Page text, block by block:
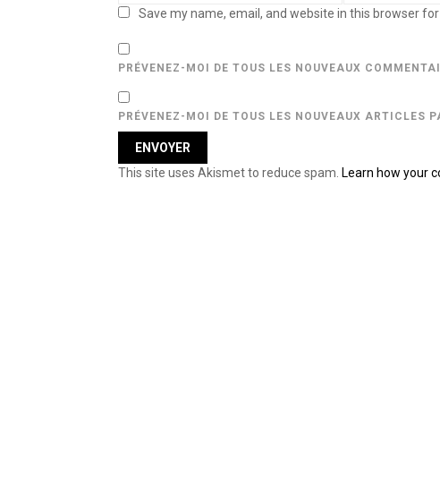
Save my name, email, and website in this browser
PRÉVENEZ-MOI DE TOUS LES NOUVEAUX
PRÉVENEZ-MOI DE TOUS LES NOUVEAUX ARTICLES
This site uses Akismet to reduce spam. Learn how your